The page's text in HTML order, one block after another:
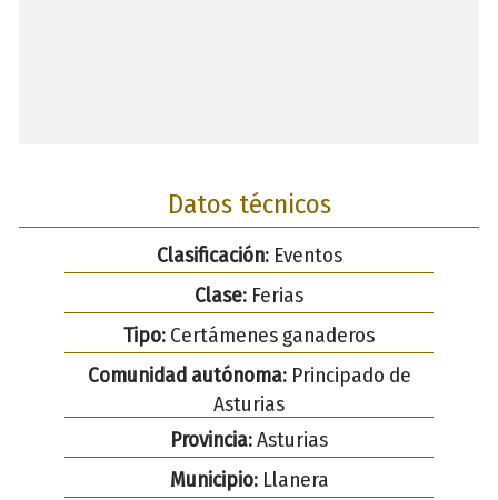
Datos técnicos
Clasificación:Eventos
Clase: Ferias
Tipo: Certámenes ganaderos
Comunidad autónoma:Principado de
Asturias
Provincia:Asturias
Municipio:Llanera